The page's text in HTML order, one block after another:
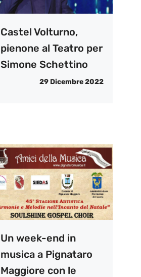
Castel Volturno,
pienone al Teatro per
Simone Schettino
29 Dicembre 2022
Un week-end in
musica a Pignataro
Maggiore con le